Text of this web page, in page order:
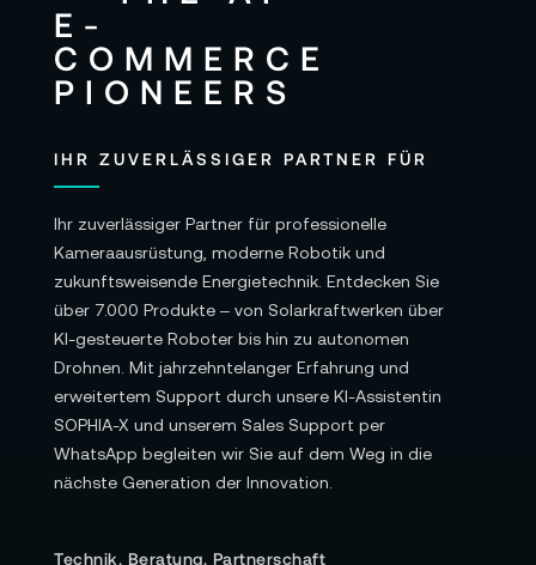
IHR ZUVERLÄSSIGER PARTNER FÜR
Ihr zuverlässiger Partner für professionelle
Kameraausrüstung, moderne Robotik und
zukunftsweisende Energietechnik. Entdecken Sie
über 7.000 Produkte – von Solarkraftwerken über
KI-gesteuerte Roboter bis hin zu autonomen
Drohnen. Mit jahrzehntelanger Erfahrung und
erweitertem Support durch unsere KI-Assistentin
SOPHIA-X und unserem Sales Support per
WhatsApp begleiten wir Sie auf dem Weg in die
nächste Generation der Innovation.
Technik. Beratung. Partnerschaft